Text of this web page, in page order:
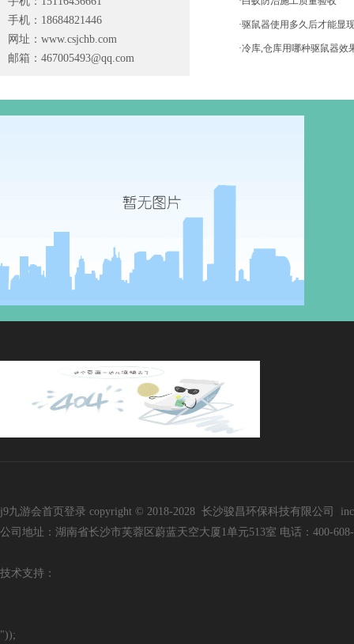
手机：18684821446
网址：www.csjchb.com
邮箱： 467005493@qq.com
·驱鼠器使用多久后才能显
·冷库,仓库用哪种驱鼠器效
j9九游会首页登录 copyright © 2018-2028 长沙骏昌环保科技有限公司
公司地址：湖南省长沙市芙蓉区蔚蓝天空大厦1单元513室 电话：400-
技术支持：
"));